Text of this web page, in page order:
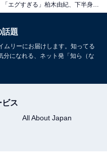
話題
ムリーにお届けします。知ってる
分になれる、ネット発「知ら（な
ビス
All About Japan